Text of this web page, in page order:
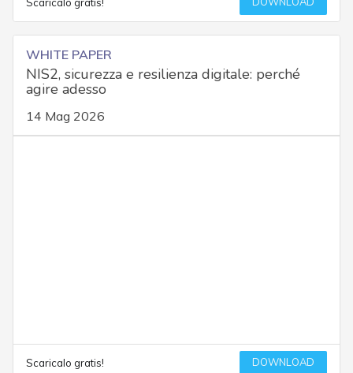
Scaricalo gratis!
WHITE PAPER
NIS2, sicurezza e resilienza digitale: perché
agire adesso
14 Mag 2026
Scaricalo gratis! DOWNLOAD